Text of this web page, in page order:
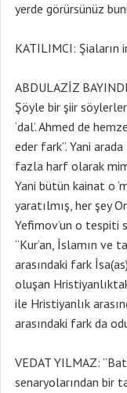
yerde görürsünüz
KATILIMCI: Şiaların
ABDULAZİZ
Şöyle bir şiir
‘dal’. Ahmed de
eder fark”. Yani
fazla harf olarak
Yani bütün kainat o
yaratılmış, her şey
Yefimov’un o tespiti
“Kur’an, İslamın ve
arasındaki fark
oluşan
ile Hristiyanlık
arasındaki fark da
VEDAT YILMAZ:
senaryolarından bir